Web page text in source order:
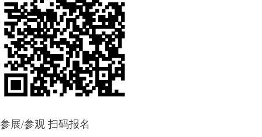
参展/参观 扫码报名